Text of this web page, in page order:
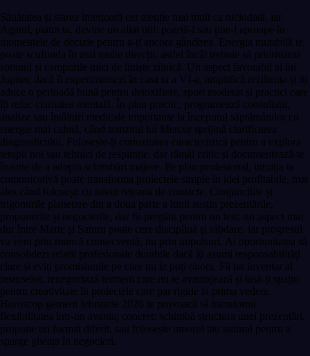
Sănătatea și starea interioară cer atenție mai mult ca niciodată, iar
Agatul, piatra ta, devine un aliat util: poartă-l sau ține-l aproape în
momentele de decizie pentru a-ți ancora gândirea. Energia mutabilă te
poate scufunda în mai multe direcții, astfel încât trebuie să prioritizezi
somnul și campurile mici de liniște zilnică. Un aspect favorabil al lui
Jupiter, dacă îl experimentezi în casa ta a VI-a, amplifică reziliența și îți
aduce o perioadă bună pentru detoxifiere, sport moderat și practici care
îți refac claritatea mentală. În plan practic, programează consultații,
analize sau întâlniri medicale importante la începutul săptămânilor cu
energie mai calmă, când tranzitul lui Mercur sprijină clarificarea
diagnosticului. Folosește-ți curiozitatea caracteristică pentru a explora
terapii noi sau tehnici de respirație, dar rămâi critic și documentează-te
înainte de a adopta schimbări majore. Pe plan profesional, intuiția ta
comunicativă poate transforma proiectele simple în idei profitabile, mai
ales când folosești cu talent rețeaua de contacte. Conjuncțiile și
trigonurile planetare din a doua parte a lunii susțin prezentările,
propunerile și negocierile, dar fii pregătit pentru un test: un aspect mai
dur între Marte și Saturn poate cere disciplină și răbdare, iar progresul
va veni prin muncă consecventă, nu prin impulsuri. Ai oportunitatea să
consolidezi relații profesionale durabile dacă îți asumi responsabilități
clare și eviți promisiunile pe care nu le poți onora. Fă un inventar al
resurselor, renegociază termeni care nu te avantajează și lasă-ți spațiu
pentru creativitate în proiectele care par rigide la prima vedere.
Horoscop gemeni februarie 2026 te provoacă să transformi
flexibilitatea într-un avantaj concret: schimbă structura unei prezentări,
propune un format diferit, sau folosește umorul tau natural pentru a
sparge gheața în negocieri.